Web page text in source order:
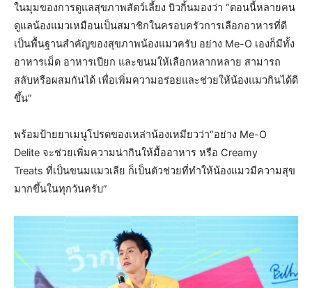
ในมุมของการดูแลสุขภาพสัตว์เลี้ยง บิวกิ้นมองว่า “ตอนนี้หลายคน
ดูแลน้องแมวเหมือนเป็นสมาชิกในครอบครัวการเลือกอาหารที่ดี
เป็นพื้นฐานสำคัญของสุขภาพน้องแมวครับ อย่าง Me-O เองก็มีทั้ง
อาหารเม็ด อาหารเปียก และขนมให้เลือกหลากหลาย สามารถ
สลับหรือผสมกันได้ เพื่อเพิ่มความอร่อยและช่วยให้น้องแมวกินได้ดี
ขึ้น”
พร้อมป้ายยาเมนูโปรดของเหล่าน้องเหมียวว่า“อย่าง Me-O
Delite จะช่วยเพิ่มความน่ากินให้มื้ออาหาร หรือ Creamy
Treats ที่เป็นขนมแมวเลีย ก็เป็นตัวช่วยที่ทำให้น้องแมวมีความสุข
มากขึ้นในทุกวันครับ”